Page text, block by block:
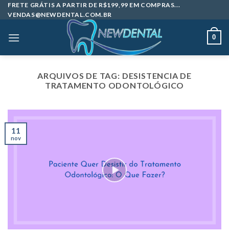
Skip
to
FRETE GRÁTIS A PARTIR DE R$199,99 EM COMPRAS...
VENDAS@NEWDENTAL.COM.BR
0
ARQUIVOS DE TAG: DESISTENCIA DE
TRATAMENTO ODONTOLÓGICO
11
nov